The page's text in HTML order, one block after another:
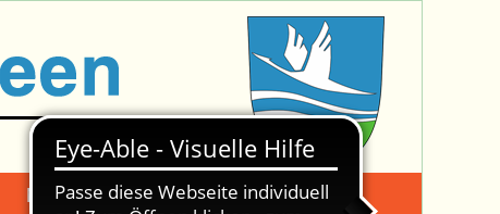
Mängelmeldung Suche -